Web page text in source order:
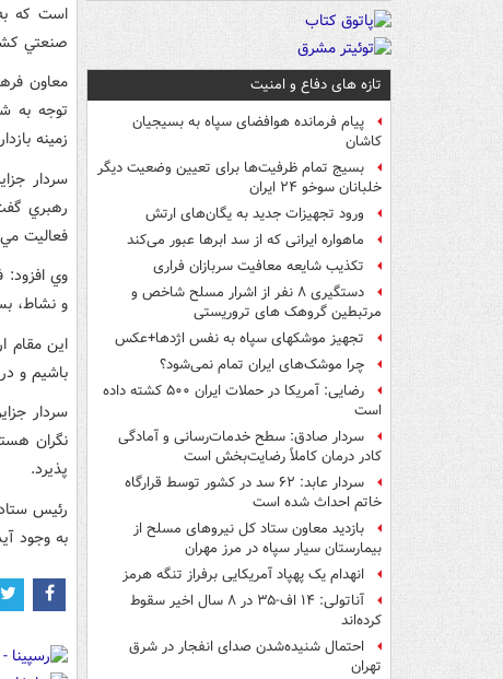
تازه های دفاع و امنیت
پیام فرمانده هوافضای سپاه به بسیجیان
کاشان
بسیج تمام ظرفیت‌ها برای تعیین وضعیت دیگر
خلبانان سوخو ۲۴ ایران
ورود تجهیزات جدید به یگان‌های ارتش
ماهواره ایرانی که از سد ابرها عبور می‌کند
تکذیب شایعه معافیت سربازان فراری
دستگیری ۸ نفر از اشرار مسلح شاخص و
مرتبطین گروهک های تروریستی
تجهیز موشکهای سپاه به نفس اژدها+عکس
چرا موشک‌های ایران تمام نمی‌شود؟
رضایی: آمریکا در حملات ایران ۵۰۰ کشته داده
است
سردار صادق: سطح خدمات‌رسانی و آمادگی
کادر درمان کاملاً رضایت‌بخش است
سردار عابد: ۶۲ سد در کشور توسط قرارگاه
خاتم احداث شده است
بازدید معاون ستاد کل نیروهای مسلح از
بیمارستان سیار سپاه در مرز مهران
انهدام یک پهپاد آمریکایی برفراز تنگه هرمز
آناتولی: ۱۴ اف-۳۵ در ۸ سال اخیر سقوط
کرده‌اند
احتمال شنیده‌شدن صدای انفجار در شرق
تهران
است که
صنعتي
معاون
توجه به
زمينه
سردار
رهبري
فعاليت
وي افزود:
و نشاط،
اين مقام
باشيم و
سردار
نگران
پذيرد.
رئيس
به وجود